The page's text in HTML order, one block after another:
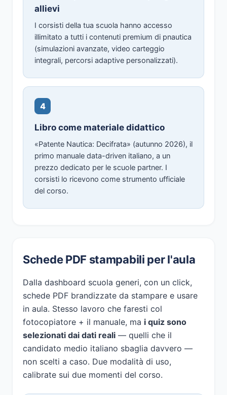
allievi
I corsisti della tua scuola hanno accesso
illimitato a tutti i contenuti premium di pnautica
(simulazioni avanzate, video carteggio
integrali, percorsi adaptive personalizzati).
4
Libro come materiale didattico
«Patente Nautica: Decifrata» (autunno 2026), il
primo manuale data-driven italiano, a un
prezzo dedicato per le scuole partner. I
corsisti lo ricevono come strumento ufficiale
del corso.
Schede PDF stampabili per l'aula
Dalla dashboard scuola generi, con un click,
schede PDF brandizzate da stampare e usare
in aula. Stesso lavoro che faresti col
fotocopiatore + il manuale, ma i quiz sono
selezionati dai dati reali — quelli che il
candidato medio italiano sbaglia davvero —
non scelti a caso. Due modalità di uso,
calibrate sui due momenti del corso.